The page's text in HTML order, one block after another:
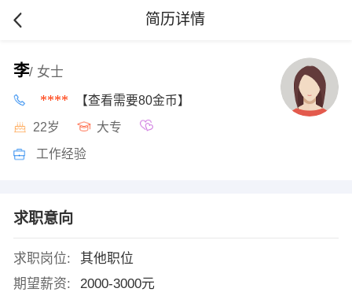
简历详情
李/ 女士
**** 【查看需要80金币】
22岁 大专
工作经验
求职意向
求职岗位:
其他职位
期望薪资:
2000-3000元